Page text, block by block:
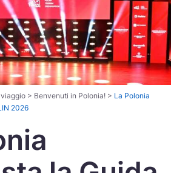
Français
Magyar
日本語
Norsk
> Benvenuti in Polonia! > La Polonia
2026